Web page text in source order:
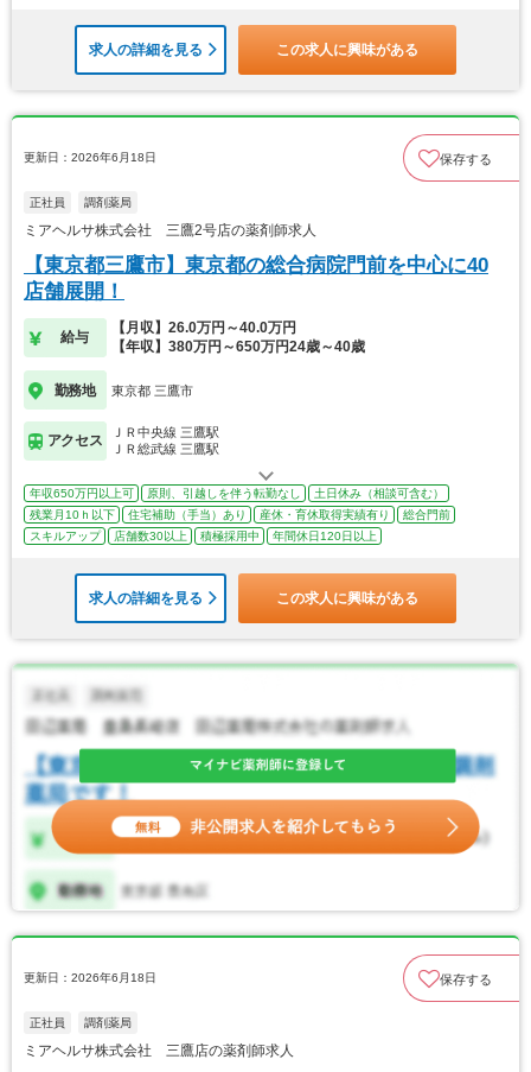
求人の詳細を見る この求人に興味がある
更新日：2026年6月18日 保存する
正社員 調剤薬局
ミアヘルサ株式会社 三鷹2号店の薬剤師求人
【東京都三鷹市】東京都の総合病院門前を中心に40
店舗展開！
給与
【月収】26.0万円～40.0万円
【年収】380万円～650万円24歳～40歳
勤務地 東京都 三鷹市
アクセス
ＪＲ中央線 三鷹駅
ＪＲ総武線 三鷹駅
年収650万円以上可 原則、引越しを伴う転勤なし
土日休み（相談可含む）
残業月10ｈ以下
住宅補助（手当）あり 産休・育休取得実績有り
総合門前
スキルアップ
店舗数30以上 積極採用中 年間休日120日以上
求人の詳細を見る この求人に興味がある
更新日：2026年6月18日 保存する
正社員 調剤薬局
ミアヘルサ株式会社 三鷹店の薬剤師求人